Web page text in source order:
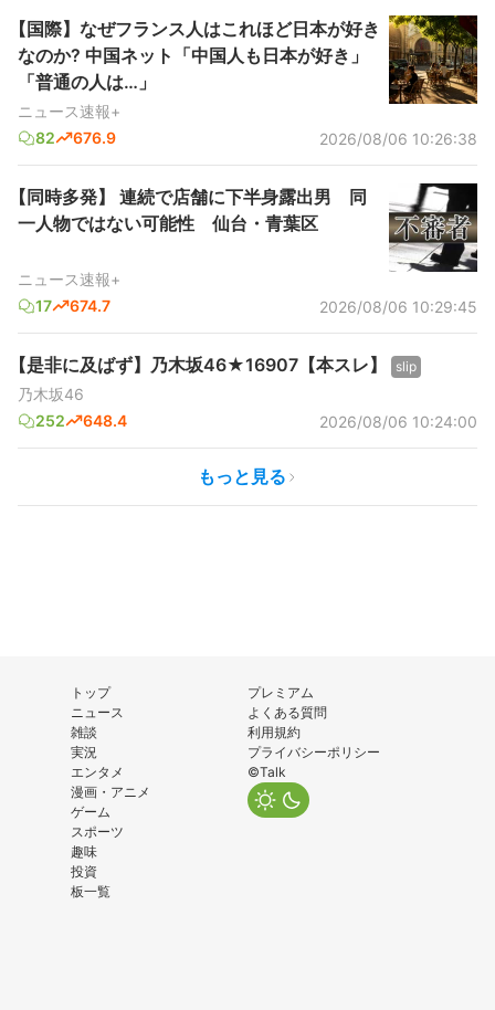
【国際】なぜフランス人はこれほど日本が好き
なのか? 中国ネット「中国人も日本が好き」
「普通の人は…」
ニュース速報+
82
676.9 2026/08/06 10:26:38
【同時多発】 連続で店舗に下半身露出男 同
一人物ではない可能性 仙台・青葉区
ニュース速報+
17
674.7 2026/08/06 10:29:45
【是非に及ばず】乃木坂46★16907【本スレ】 slip
乃木坂46
252
648.4 2026/08/06 10:24:00
もっと見る
トップ
ニュース
雑談
実況
エンタメ
漫画・アニメ
ゲーム
スポーツ
趣味
投資
板一覧
プレミアム
よくある質問
利用規約
プライバシーポリシー
©Talk